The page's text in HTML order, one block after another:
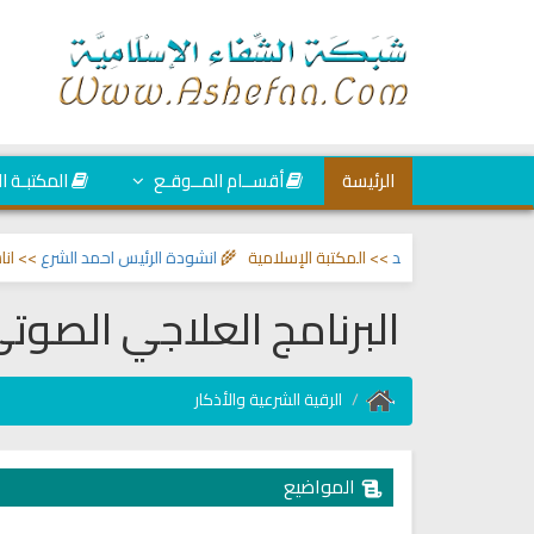
الرئيسة أقســام المــوقـع المكتبـة
انشودة الرئيس احمد الشرع>> اناشيد >> المكتبة الإسلامية 🌾
البرنامج العلاجي
الرقية الشرعية والأذكار
المواضيع